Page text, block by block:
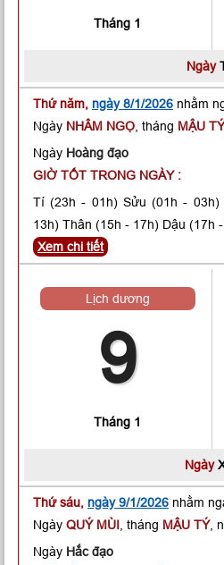
Tháng 1
Ngày
Thứ năm, ngày 8/1/2026 nhằm
Ngày NHÂM NGỌ , tháng MẬU TÝ
Ngày Hoàng đạo
GIỜ TỐT TRONG NGÀY :
Tí (23h - 01h) Sửu (01h - 03h)
13h) Thân (15h - 17h) Dậu (17h
Xem chi tiết
Lịch dương
9
Tháng 1
Ngày
Thứ sáu, ngày 9/1/2026 nhằm
Ngày QUÝ MÙI , tháng MẬU TÝ,
Ngày Hắc đạo